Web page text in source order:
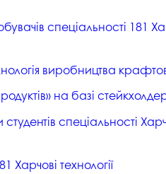
спеціальності 181
виробництва
на базі
спеціальності
Харчові технології